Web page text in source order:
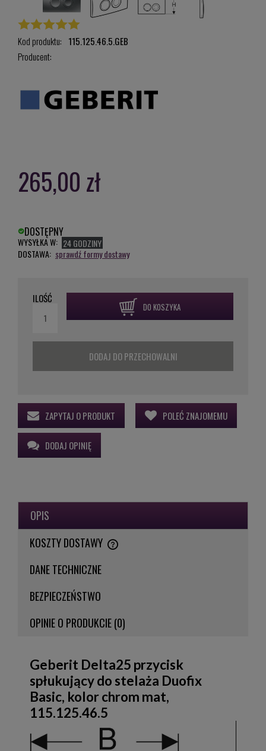
Kod produktu: 115.125.46.5.GEB
Producent:
265,00 zł
DOSTĘPNY
WYSYŁKA W: 24 GODZINY
DOSTAWA: sprawdź formy dostawy
ILOŚĆ
DO KOSZYKA
DODAJ DO PRZECHOWALNI
ZAPYTAJ O PRODUKT POLEĆ ZNAJOMEMU
DODAJ OPINIĘ
OPIS
KOSZTY DOSTAWY
CENA NIE ZAWIERA EWENTUALNYCH KOSZTÓW PŁATNOŚCI
DANE TECHNICZNE
BEZPIECZEŃSTWO
OPINIE O PRODUKCIE (0)
Geberit Delta25 przycisk
spłukujący do stelaża Duofix
Basic, kolor chrom mat,
115.125.46.5